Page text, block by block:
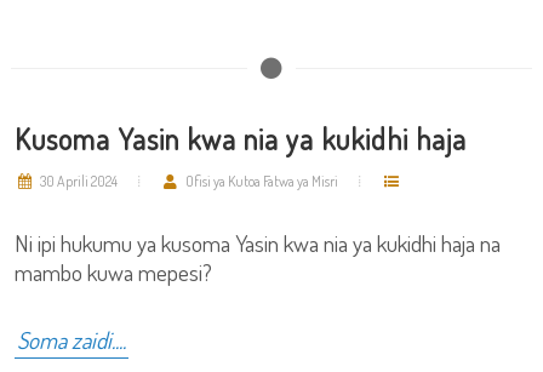
Kusoma Yasin kwa nia ya kukidhi haja
30 Aprili 2024 Ofisi ya Kutoa Fatwa ya Misri
Ni ipi hukumu ya kusoma Yasin kwa nia ya kukidhi haja na
mambo kuwa mepesi?
Soma zaidi....